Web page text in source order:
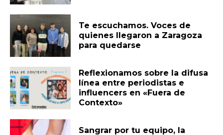
Te escuchamos. Voces de
quienes llegaron a Zaragoza
para quedarse
Reflexionamos sobre la difusa
línea entre periodistas e
influencers en «Fuera de
Contexto»
Sangrar por tu equipo, la